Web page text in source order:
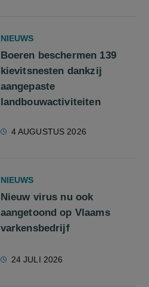
NIEUWS
Boeren beschermen 139
kievitsnesten dankzij
aangepaste
landbouwactiviteiten
4 AUGUSTUS 2026
NIEUWS
Nieuw virus nu ook
aangetoond op Vlaams
varkensbedrijf
24 JULI 2026